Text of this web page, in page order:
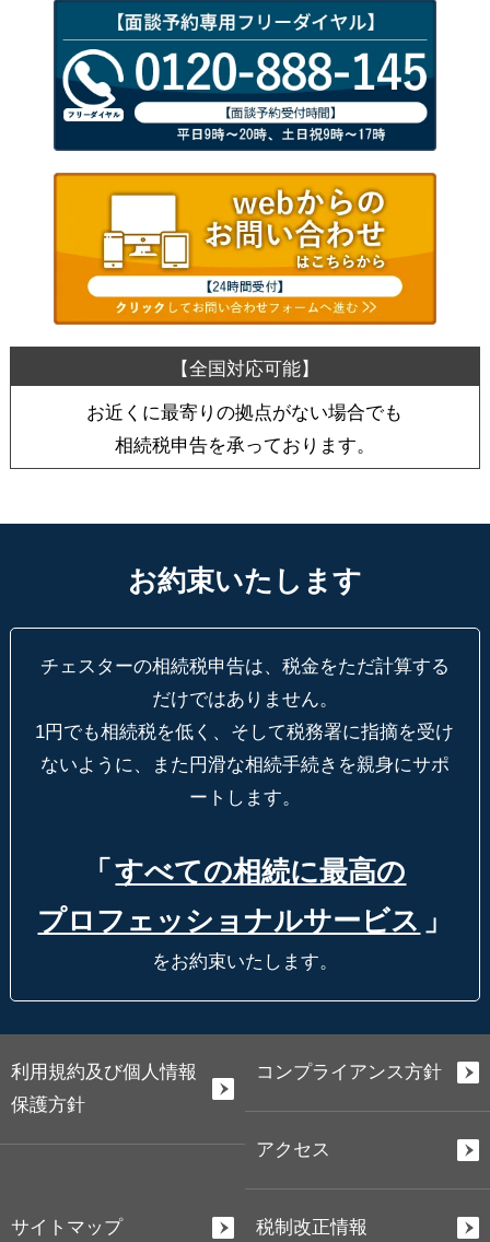
お近くに最寄りの拠点がない場合でも
相続税申告を承っております。
お約束いたします
チェスターの相続税申告は、税金をただ計算する
だけではありません。
1円でも相続税を低く、そして税務署に指摘を受け
ないように、
また円滑な相続手続きを親身にサポ
ートします。
「 すべての相続に最高の
プロフェッショナルサービス 」
をお約束いたします。
利用規約及び個人情報
保護方針
コンプライアンス方針
アクセス
サイトマップ 税制改正情報